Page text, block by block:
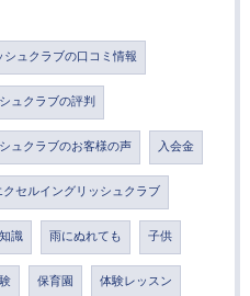
ュクラブの口コミ情報
ュクラブの評判
ュクラブのお客様の声 入会金
クセルイングリッシュクラブ
識 雨にぬれても 子供
保育園 体験レッスン